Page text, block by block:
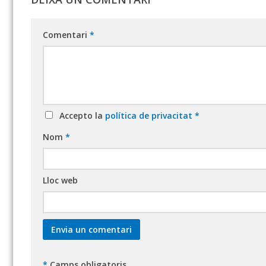
Comentari *
Accepto la política de privacitat *
Nom *
Lloc web